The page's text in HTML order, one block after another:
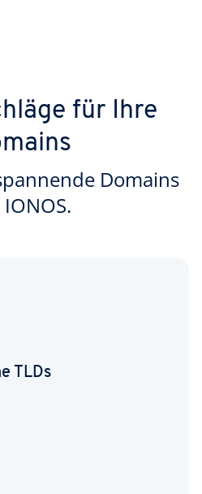
für Ihre
Domains
TLDs